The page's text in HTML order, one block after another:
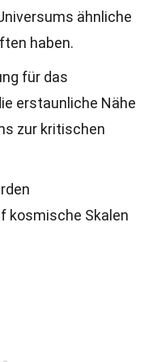
ähnliche
haben.
für das
erstaunliche Nähe
zur kritischen
kosmische Skalen